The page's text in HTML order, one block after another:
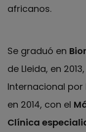
africanos.
Se graduó en
de Lleida, en
Internacional por
en 2014, con el
Clínica